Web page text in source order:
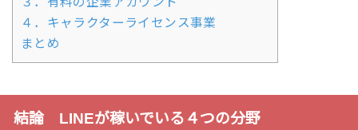
４．キャラクターライセンス事業
まとめ
結論 LINEが稼いでいる４つの分野